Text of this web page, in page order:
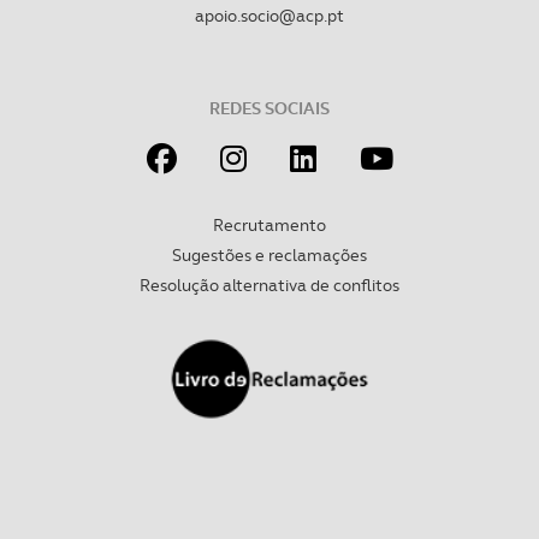
apoio.socio@acp.pt
REDES SOCIAIS
Recrutamento
Sugestões e reclamações
Resolução alternativa de conflitos